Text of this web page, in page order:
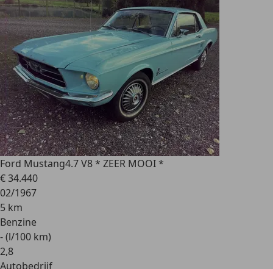
Ford Mustang4.7 V8 * ZEER MOOI *
€ 34.440
02/1967
5 km
Benzine
- (l/100 km)
2,8
Autobedrijf